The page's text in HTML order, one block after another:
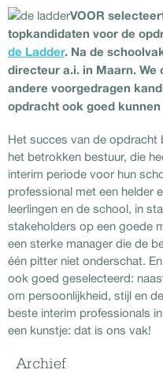
VOOR
topkandidaten voor de
de Ladder. Na de
directeur a.i. in Maarn.
andere voorgedragen
opdracht ook goed
Het succes van de opdracht
het betrokken bestuur, die
interim periode voor hun
professional met een helder
leerlingen en de school, in
stakeholders op een goede
een sterke manager die de
één pitter niet onderschat.
ook goed geselecteerd:
om persoonlijkheid, stijl en
beste interim professionals
een kunstje: dat is ons vak!
Archief